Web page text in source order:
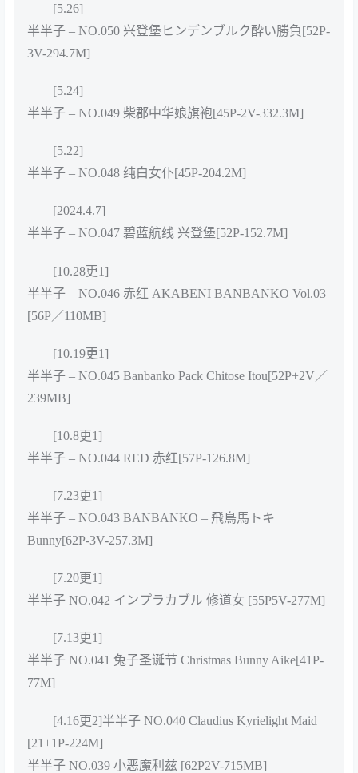
[5.26]
半半子 – NO.050 兴登堡ヒンデンブルク酔い勝負[52P-
3V-294.7M]
[5.24]
半半子 – NO.049 柴郡中华娘旗袍[45P-2V-332.3M]
[5.22]
半半子 – NO.048 纯白女仆[45P-204.2M]
[2024.4.7]
半半子 – NO.047 碧蓝航线 兴登堡[52P-152.7M]
[10.28更1]
半半子 – NO.046 赤红 AKABENI BANBANKO Vol.03
[56P／110MB]
[10.19更1]
半半子 – NO.045 Banbanko Pack Chitose Itou[52P+2V／
239MB]
[10.8更1]
半半子 – NO.044 RED 赤红[57P-126.8M]
[7.23更1]
半半子 – NO.043 BANBANKO – 飛鳥馬トキ
Bunny[62P-3V-257.3M]
[7.20更1]
半半子 NO.042 インプラカブル 修道女 [55P5V-277M]
[7.13更1]
半半子 NO.041 兔子圣诞节 Christmas Bunny Aike[41P-
77M]
[4.16更2]半半子 NO.040 Claudius Kyrielight Maid
[21+1P-224M]
半半子 NO.039 小恶魔利兹 [62P2V-715MB]